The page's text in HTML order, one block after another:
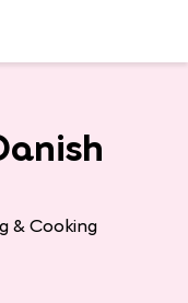
& Cooking